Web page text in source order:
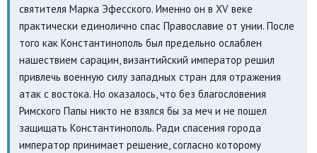
святителя Марка Эфесского. Именно он в XV веке
практически единолично спас Православие от унии. После
того как Константинополь был предельно ослаблен
нашествием сарацин, византийский император решил
привлечь военную силу западных стран для отражения
атак с востока. Но оказалось, что без благословения
Римского Папы никто не взялся бы за меч и не пошел
защищать Константинополь. Ради спасения города
император принимает решение, согласно которому